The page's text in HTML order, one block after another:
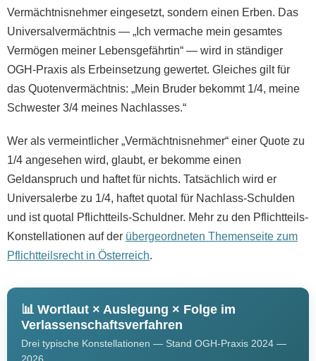
Vermächtnisnehmer eingesetzt, sondern einen Erben. Das
Universalvermächtnis — „Ich vermache mein gesamtes
Vermögen meiner Lebensgefährtin“ — wird in ständiger
OGH-Praxis als Erbeinsetzung gewertet. Gleiches gilt für
das Quotenvermächtnis: „Mein Bruder bekommt 1/4, meine
Schwester 3/4 meines Nachlasses.“
Wer als vermeintlicher „Vermächtnisnehmer“ einer Quote zu
1/4 angesehen wird, glaubt, er bekomme einen
Geldanspruch und haftet für nichts. Tatsächlich wird er
Universalerbe zu 1/4, haftet quotal für Nachlass-Schulden
und ist quotal Pflichtteils-Schuldner. Mehr zu den Pflichtteils-
Konstellationen auf der übergeordneten Themenseite zum
Pflichtteilsrecht in Österreich.
📊 Wortlaut × Auslegung × Folge im
Verlassenschaftsverfahren
Drei typische Konstellationen — Stand OGH-Praxis 2024 —
2026